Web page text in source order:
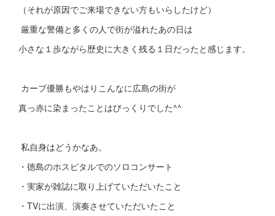
（それが原因でご来場できない方もいらしたけど）
厳重な警備と多くの人で街が溢れたあの日は
小さな１歩ながら歴史に大きく残る１日だったと感じます。
カープ優勝もやはりこんなに広島の街が
真っ赤に染まったことはびっくりでした^^
私自身はどうかなあ。
・徳島のホスピタルでのソロコンサート
・実家が雑誌に取り上げていただいたこと
・TVに出演、演奏させていただいたこと